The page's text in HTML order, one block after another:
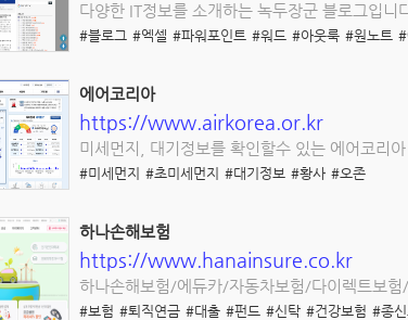
다양한 IT정보를 소개하는 녹두장군 블로그입니
#블로그 #엑셀 #파워포인트 #워드 #아웃룩 #원노트
에어코리아
https://www.airkorea.or.kr
미세먼지, 대기정보를 확인할수 있는 에어코리아
#미세먼지 #초미세먼지 #대기정보 #황사 #오존
하나손해보험
https://www.hanainsure.co.kr
하나손해보험/에듀카/자동차보험/다이렉트보험
#보험 #퇴직연금 #대출 #펀드 #신탁 #건강보험 #종